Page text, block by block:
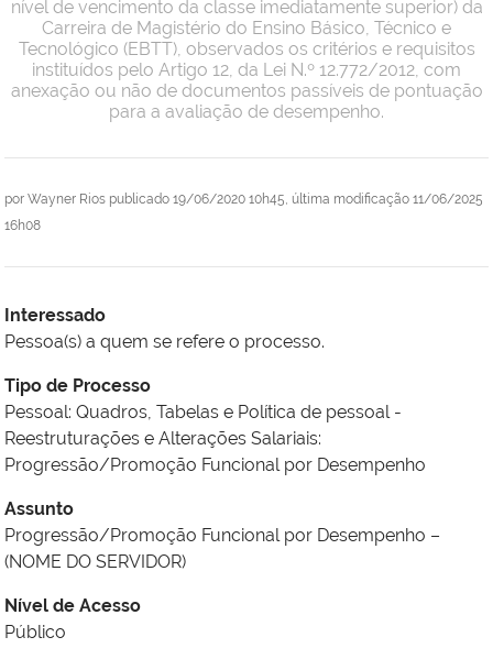
por Wayner Rios publicado 19/06/2020 10h45, última modificação 11/06/2025
16h08
nível de vencimento da classe imediatamente superior) da
Carreira de Magistério do Ensino Básico, Técnico e
Tecnológico (EBTT), observados os critérios e requisitos
instituídos pelo Artigo 12, da Lei N.º 12.772/2012, com
anexação ou não de documentos passíveis de pontuação
para a avaliação de desempenho.
Interessado
Pessoa(s) a quem se refere o processo.
Tipo de Processo
Pessoal: Quadros, Tabelas e Política de pessoal -
Reestruturações e Alterações Salariais:
Progressão/Promoção Funcional por Desempenho
Assunto
Progressão/Promoção Funcional por Desempenho –
(NOME DO SERVIDOR)
Nível de Acesso
Público